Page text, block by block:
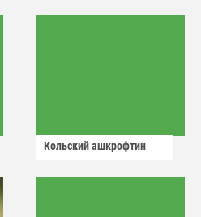
Кольский ашкрофтин